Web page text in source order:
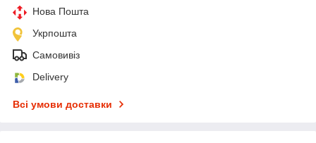
Нова Пошта
Укрпошта
Самовивіз
Delivery
Всі умови доставки